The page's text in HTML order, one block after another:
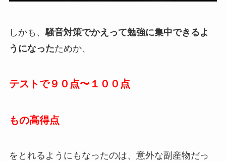
しかも、騒音対策でかえって勉強に集中できるよ
うになったためか、
テストで９０点〜１００点
もの高得点
をとれるようにもなったのは、意外な副産物だっ